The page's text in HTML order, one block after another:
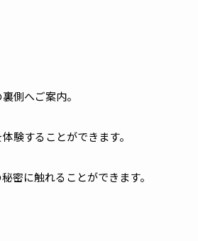
側へご案内。
験することができます。
密に触れることができます。